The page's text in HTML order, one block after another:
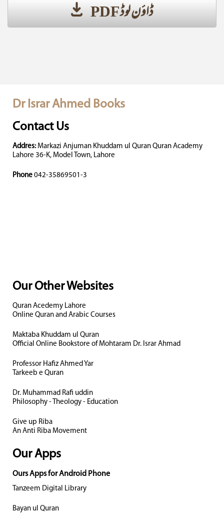
ڈاؤن لوڈ PDF
Dr Israr Ahmed Books
Contact Us
Addres: Markazi Anjuman Khuddam ul Quran Quran Academy
Lahore 36-K, Model Town, Lahore
Phone 042-35869501-3
Our Other Websites
Quran Acedemy Lahore
Online Quran and Arabic Courses
Maktaba Khuddam ul Quran
Official Online Bookstore of Mohtaram Dr. Israr Ahmad
Professor Hafiz Ahmed Yar
Tarkeeb e Quran
Dr. Muhammad Rafi uddin
Philosophy - Theology - Education
Give up Riba
An Anti Riba Movement
Our Apps
Ours Apps for Android Phone
Tanzeem Digital Library
Bayan ul Quran